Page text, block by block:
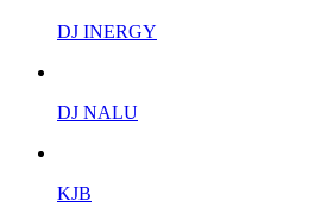
DJ INERGY
DJ NALU
KJB